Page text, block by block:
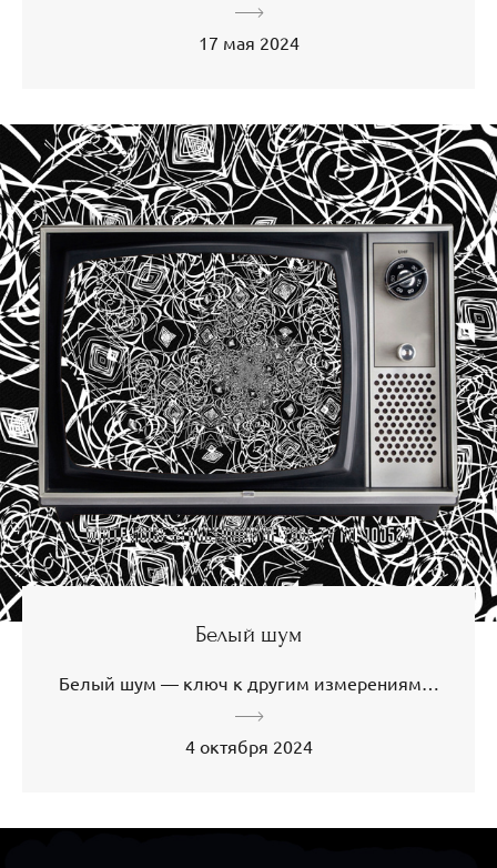
17 мая 2024
Белый шум
Белый шум — ключ к другим измерениям…
4 октября 2024